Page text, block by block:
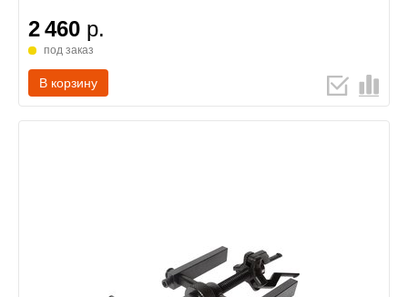
2 460 р.
под заказ
В корзину